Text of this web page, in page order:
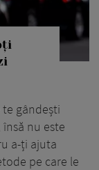
gândești
nu este
a-ți ajuta
pe care le